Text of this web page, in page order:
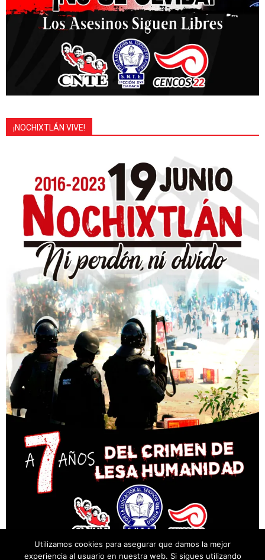
¡NOCHIXTLÁN VIVE!
Utilizamos cookies para asegurar que damos la mejor
experiencia al usuario en nuestra web. Si sigues utilizando